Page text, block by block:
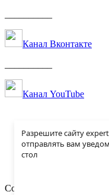
Разрешите сайту
отправлять вам
стол
Канал Вконтакте
Канал YouTube
Copyright. All rights